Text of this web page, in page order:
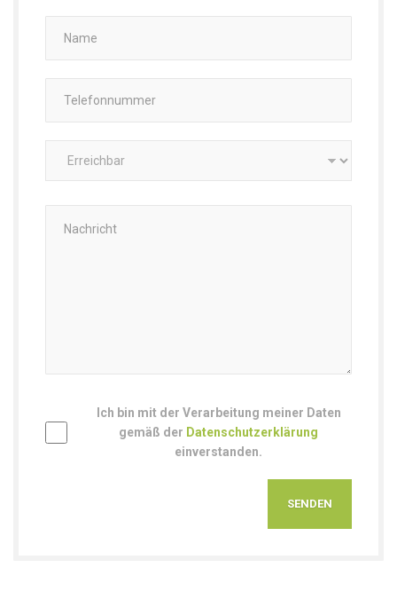
Ich bin mit der Verarbeitung meiner Daten
gemäß der Datenschutzerklärung
einverstanden.